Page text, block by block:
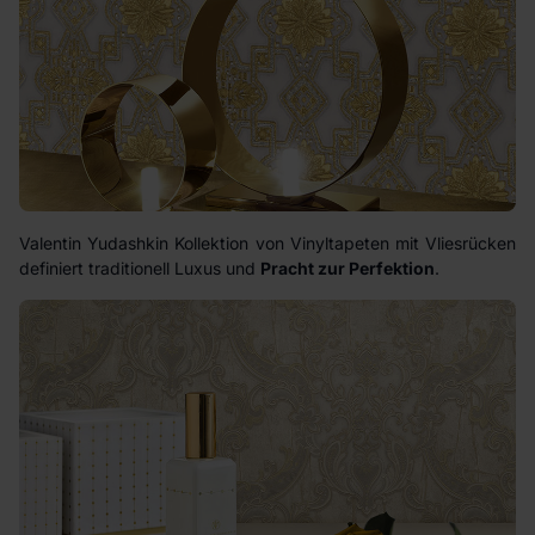
Valentin Yudashkin Kollektion von Vinyltapeten mit Vliesrücken
definiert traditionell Luxus und Pracht zur Perfektion.